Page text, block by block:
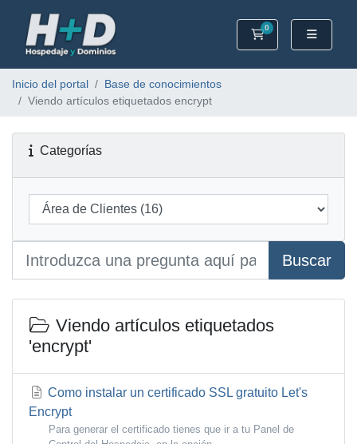
0
Carrito
Inicio del portal
Base de conocimientos
Viendo artículos etiquetados encrypt
Categorías
Buscar
Viendo artículos etiquetados
'encrypt'
Como instalar un certificado SSL gratuito Let's
Encrypt
Para generar el certificado tienes que ir a tu Panel de